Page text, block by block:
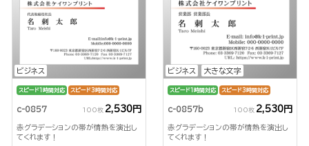
ビジネス
スピード1時間対応 スピード3時間対応
c-0857 100枚 2,530円
赤グラデーションの帯が情熱を演出し
てくれます！
ビジネス 大きな文字
スピード1時間対応 スピード3時間対応
c-0857b 100枚 2,530円
赤グラデーションの帯が情熱を演出し
てくれます！